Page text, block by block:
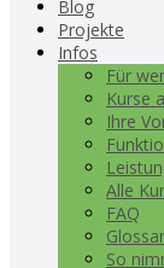
Blog
Projekte
Infos
Für
Kurse
Ihre
Alle
FAQ
Glossar
So